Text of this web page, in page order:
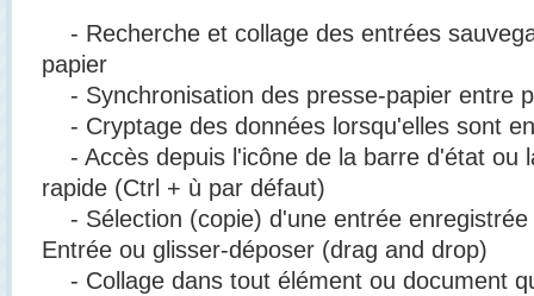
- Recherche et collage des entrées
papier
- Synchronisation des presse-papier entre
- Cryptage des données lorsqu'elles sont
- Accès depuis l'icône de la barre d'état ou
rapide (Ctrl + ù par défaut)
- Sélection (copie) d'une entrée enregistrée
Entrée ou glisser-déposer (drag and drop)
- Collage dans tout élément ou document